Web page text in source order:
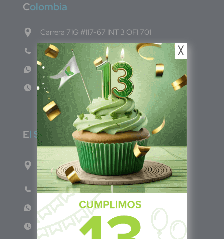
Colombia
Carrera 71G #117-67 INT 3 OFI 701
Teléfono: (601) 522 3869
WhatsApp: +57 317 4651554
Lun - Vie 8:00am - 5:00pm
El Salvador
1ro Cll Pte, y 61 Av Nte, #3206, Local 9, San
Salvador Centro
Teléfono: +503 6986 1402
WhatsApp: +503 7687 3923
Lun - Vie 8:00am - 5:00pm
╳